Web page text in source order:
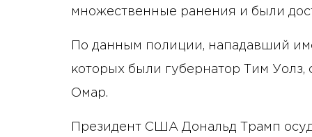
множественные ранения и были
По данным полиции, нападавший
которых были губернатор Тим
Омар.
Президент США Дональд Трамп